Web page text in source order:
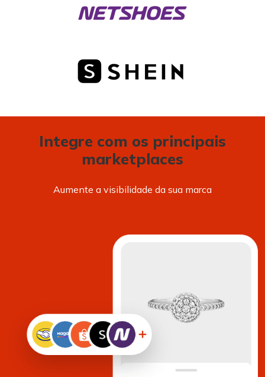
Integre com os principais
marketplaces
Aumente a visibilidade da sua marca